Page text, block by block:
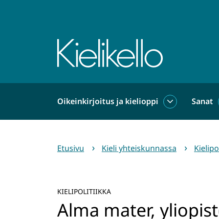
Etusivu
Oikeinkirjoitus ja kielioppi Sanat
Etusivu
Kieli yhteiskunnassa
KIELIPOLITIIKKA
Alma mater,